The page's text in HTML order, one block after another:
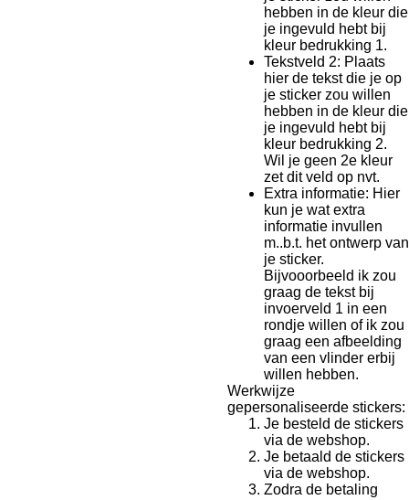
hebben in de kleur die
je ingevuld hebt bij
kleur bedrukking 1.
Tekstveld 2: Plaats
hier de tekst die je op
je sticker zou willen
hebben in de kleur die
je ingevuld hebt bij
kleur bedrukking 2.
Wil je geen 2e kleur
zet dit veld op nvt.
Extra informatie: Hier
kun je wat extra
informatie invullen
m..b.t. het ontwerp van
je sticker.
Bijvooorbeeld ik zou
graag de tekst bij
invoerveld 1 in een
rondje willen of ik zou
graag een afbeelding
van een vlinder erbij
willen hebben.
Werkwijze
gepersonaliseerde stickers:
Je besteld de stickers
via de webshop.
Je betaald de stickers
via de webshop.
Zodra de betaling